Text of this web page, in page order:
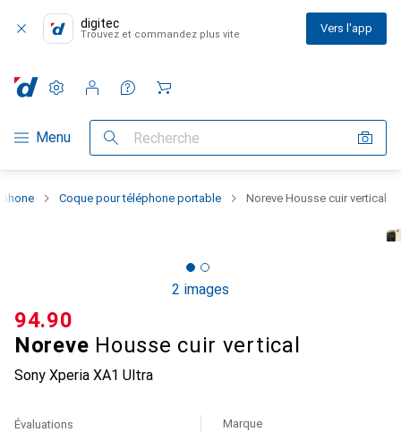
digitec
Trouvez et commandez plus vite Vers l'app
Navigation par catégorie
Menu Recherche
Paramètres
Compte client
Listes de comparaison
Listes d'envies
Panier
Coque pour téléphone portable Noreve Housse cuir vertical
2 images
Noreve Housse cuir vertical
Sony Xperia XA1 Ultra
CHF
94.90
Évaluations Marque